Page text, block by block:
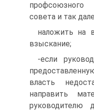
профсоюзного
совета и так
наложить на
взыскание;
-если
власть
направить
руководителю